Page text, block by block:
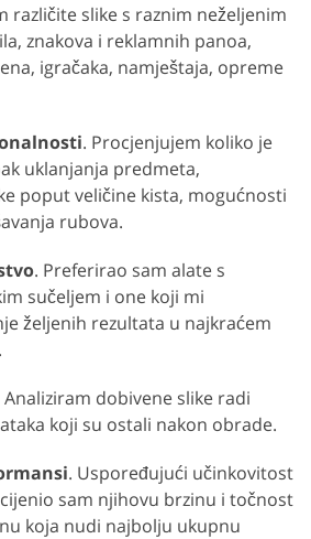
različite slike s raznim neželjenim
znakova i reklamnih panoa,
igračaka, namještaja, opreme
. Procjenjujem koliko je
uklanjanja predmeta,
poput veličine kista, mogućnosti
rubova.
. Preferirao sam alate s
sučeljem i one koji mi
željenih rezultata u najkraćem
Analiziram dobivene slike radi
koji su ostali nakon obrade.
. Uspoređujući učinkovitost
sam njihovu brzinu i točnost
koja nudi najbolju ukupnu